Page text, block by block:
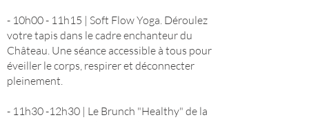
- 10h00 - 11h15 | Soft Flow Yoga. Déroulez
votre tapis dans le cadre enchanteur du
Château. Une séance accessible à tous pour
éveiller le corps, respirer et déconnecter
pleinement.
- 11h30 -12h30 | Le Brunch "Healthy" de la